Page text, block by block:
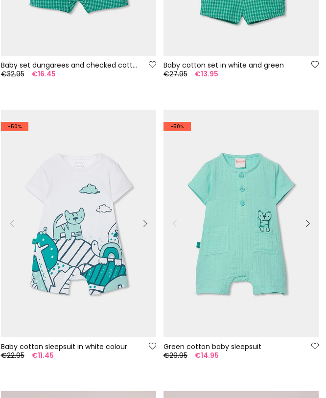
Baby set dungarees and checked cotton t-shirt
€32.95
€16.45
Baby cotton set in white and green
€27.95
€13.95
-50%
Baby cotton sleepsuit in white colour
€22.95
€11.45
-50%
Green cotton baby sleepsuit
€29.95
€14.95